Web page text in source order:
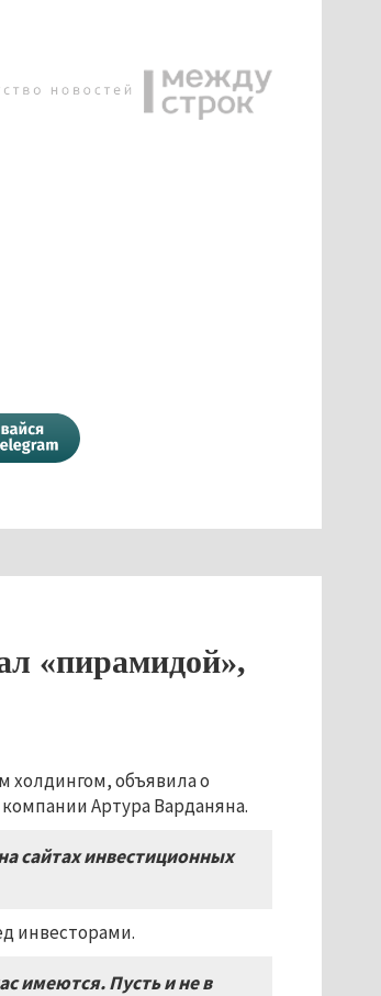
«пирамидой»,
холдингом, объявила о
Артура Варданяна.
сайтах инвестиционных
инвесторами.
имеются. Пусть и не в